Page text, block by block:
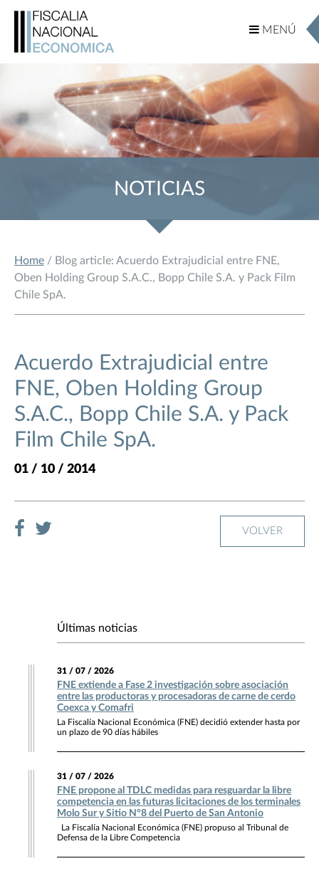
MENÚ
MENÚ
NOTICIAS
Home / Blog article: Acuerdo Extrajudicial entre FNE,
Oben Holding Group S.A.C., Bopp Chile S.A. y Pack Film
Chile SpA.
Acuerdo Extrajudicial entre
FNE, Oben Holding Group
S.A.C., Bopp Chile S.A. y Pack
Film Chile SpA.
01 / 10 / 2014
VOLVER
Últimas noticias
31 / 07 / 2026
FNE extiende a Fase 2 investigación sobre asociación
entre las productoras y procesadoras de carne de cerdo
Coexca y Comafri
La Fiscalía Nacional Económica (FNE) decidió extender hasta por
un plazo de 90 días hábiles
31 / 07 / 2026
FNE propone al TDLC medidas para resguardar la libre
competencia en las futuras licitaciones de los terminales
Molo Sur y Sitio N°8 del Puerto de San Antonio
La Fiscalía Nacional Económica (FNE) propuso al Tribunal de
Defensa de la Libre Competencia